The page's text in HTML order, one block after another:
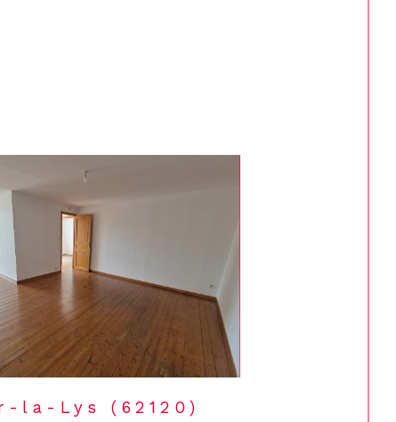
la-Lys (62120)